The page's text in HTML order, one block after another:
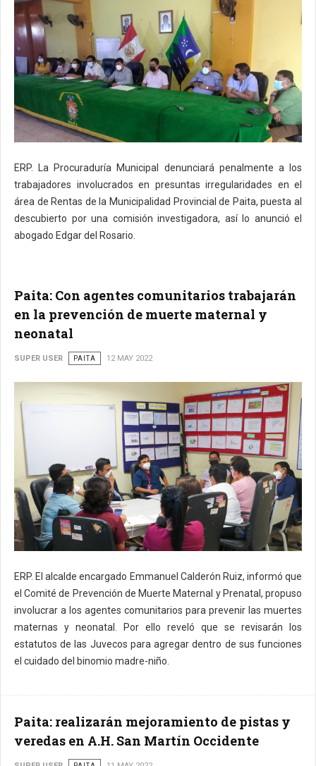
ERP. La Procuraduría Municipal denunciará penalmente a los
trabajadores involucrados en presuntas irregularidades en el
área de Rentas de la Municipalidad Provincial de Paita, puesta al
descubierto por una comisión investigadora, así lo anunció el
abogado Edgar del Rosario.
Paita: Con agentes comunitarios trabajarán
en la prevención de muerte maternal y
neonatal
SUPER USER PAITA 12 MAY 2022
ERP. El alcalde encargado Emmanuel Calderón Ruiz, informó que
el Comité de Prevención de Muerte Maternal y Prenatal, propuso
involucrar a los agentes comunitarios para prevenir las muertes
maternas y neonatal. Por ello reveló que se revisarán los
estatutos de las Juvecos para agregar dentro de sus funciones
el cuidado del binomio madre-niño.
Paita: realizarán mejoramiento de pistas y
veredas en A.H. San Martín Occidente